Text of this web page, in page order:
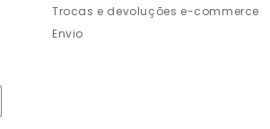
Trocas e devoluções e-commerce
Envio